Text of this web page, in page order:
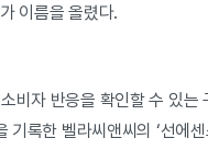
이름을 올렸다.
비자 반응을 확인할 수 있
기록한 벨라씨앤씨의 ‘선에